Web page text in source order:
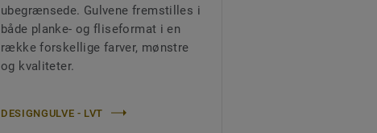
ubegrænsede. Gulvene fremstilles i
både planke- og fliseformat i en
række forskellige farver, mønstre
og kvaliteter.
DESIGNGULVE - LVT